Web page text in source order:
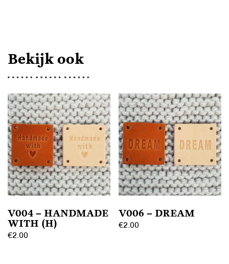
Bekijk ook
V004 – HANDMADE
WITH (H)
€2.00
V006 – DREAM
€2.00